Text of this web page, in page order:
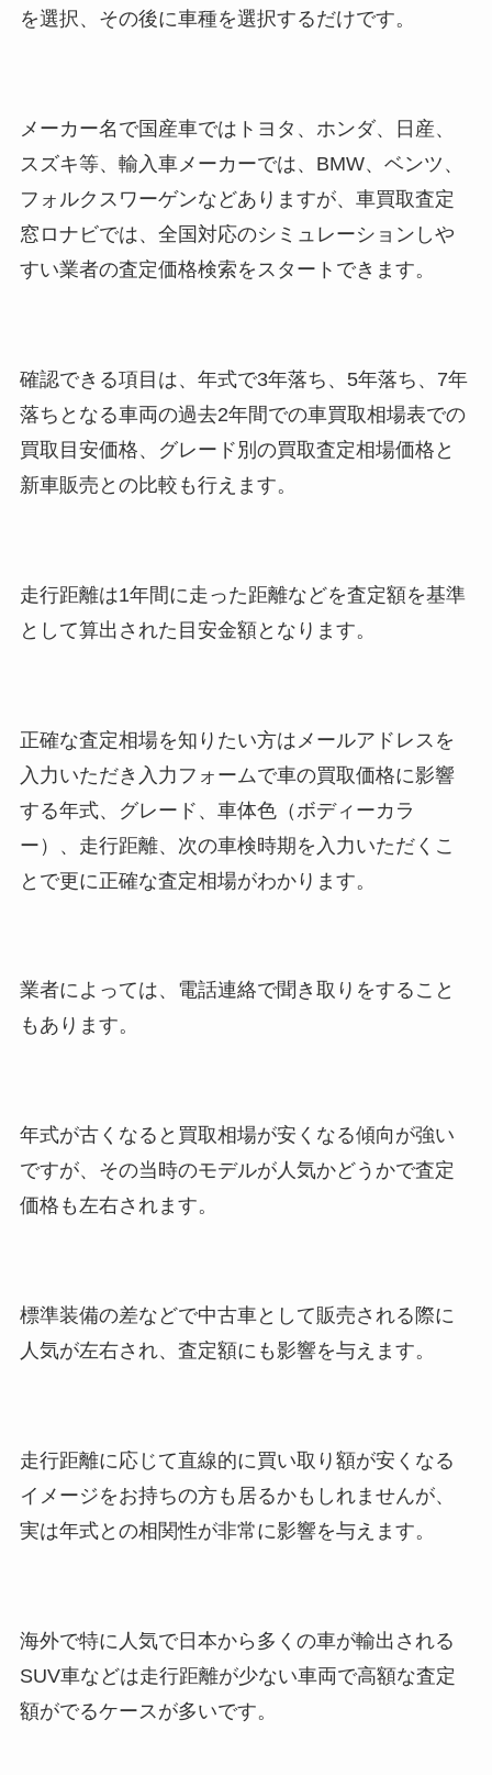
を選択、その後に車種を選択するだけです。
メーカー名で国産車ではトヨタ、ホンダ、日産、
スズキ等、輸入車メーカーでは、BMW、ベンツ、
フォルクスワーゲンなどありますが、車買取査定
窓ロナビでは、全国対応のシミュレーションしや
すい業者の査定価格検索をスタートできます。
確認できる項目は、年式で3年落ち、5年落ち、7年
落ちとなる車両の過去2年間での車買取相場表での
買取目安価格、グレード別の買取査定相場価格と
新車販売との比較も行えます。
走行距離は1年間に走った距離などを査定額を基準
として算出された目安金額となります。
正確な査定相場を知りたい方はメールアドレスを
入力いただき入力フォームで車の買取価格に影響
する年式、グレード、車体色（ボディーカラ
ー）、走行距離、次の車検時期を入力いただくこ
とで更に正確な査定相場がわかります。
業者によっては、電話連絡で聞き取りをすること
もあります。
年式が古くなると買取相場が安くなる傾向が強い
ですが、その当時のモデルが人気かどうかで査定
価格も左右されます。
標準装備の差などで中古車として販売される際に
人気が左右され、査定額にも影響を与えます。
走行距離に応じて直線的に買い取り額が安くなる
イメージをお持ちの方も居るかもしれませんが、
実は年式との相関性が非常に影響を与えます。
海外で特に人気で日本から多くの車が輸出される
SUV車などは走行距離が少ない車両で高額な査定
額がでるケースが多いです。